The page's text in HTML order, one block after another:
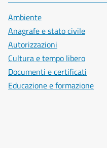
Ambiente
Anagrafe e stato civile
Autorizzazioni
Cultura e tempo libero
Documenti e certificati
Educazione e formazione